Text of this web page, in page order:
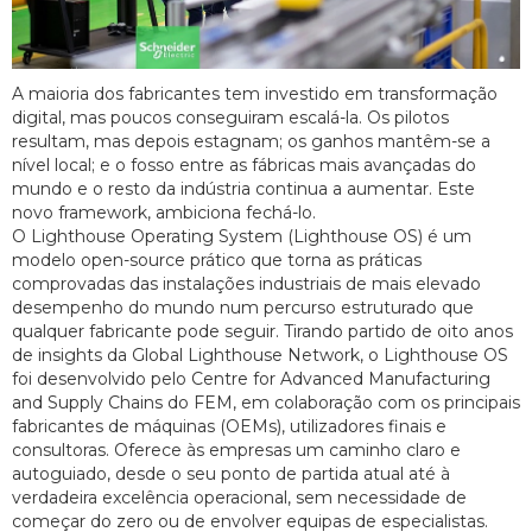
A maioria dos fabricantes tem investido em transformação
digital, mas poucos conseguiram escalá-la. Os pilotos
resultam, mas depois estagnam; os ganhos mantêm-se a
nível local; e o fosso entre as fábricas mais avançadas do
mundo e o resto da indústria continua a aumentar. Este
novo framework, ambiciona fechá-lo.
O Lighthouse Operating System (Lighthouse OS) é um
modelo open-source prático que torna as práticas
comprovadas das instalações industriais de mais elevado
desempenho do mundo num percurso estruturado que
qualquer fabricante pode seguir. Tirando partido de oito anos
de insights da Global Lighthouse Network, o Lighthouse OS
foi desenvolvido pelo Centre for Advanced Manufacturing
and Supply Chains do FEM, em colaboração com os principais
fabricantes de máquinas (OEMs), utilizadores finais e
consultoras. Oferece às empresas um caminho claro e
autoguiado, desde o seu ponto de partida atual até à
verdadeira excelência operacional, sem necessidade de
começar do zero ou de envolver equipas de especialistas.